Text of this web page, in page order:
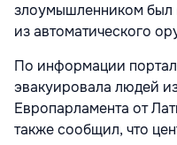
злоумышленником был
из автоматического
По информации
эвакуировала людей
Европарламента от
также сообщил, что